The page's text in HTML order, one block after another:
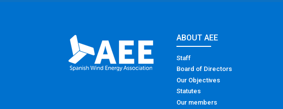
ABOUT AEE
Staff
Board of Directors
Our Objectives
Statutes
Our members